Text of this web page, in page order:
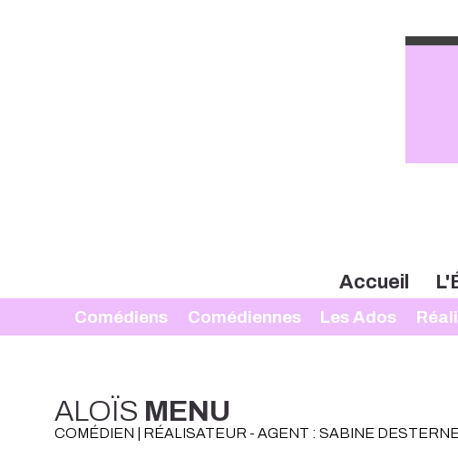
Accueil
Comédiens Comédiennes Les Ados
ALOÏS MENU
COMÉDIEN | RÉALISATEUR - AGENT : SABINE